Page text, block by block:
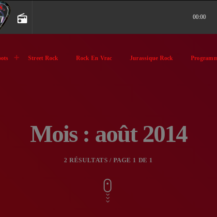
radio 00:00
Street Rock Rock En Vrac Jurassique Rock
Mois : août 2014
2 RÉSULTATS / PAGE 1 DE 1